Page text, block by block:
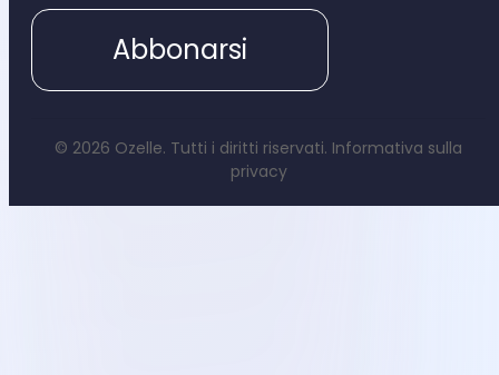
Abbonarsi
© 2026 Ozelle. Tutti i diritti riservati. Informativa sulla
privacy